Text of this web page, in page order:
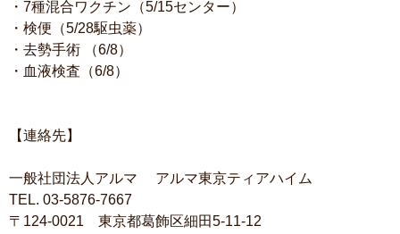
・7種混合ワクチン（5/15センター）
・検便（5/28駆虫薬）
・去勢手術 （6/8）
・血液検査（6/8）
【連絡先】
一般社団法人アルマ アルマ東京ティアハイム
TEL. 03-5876-7667
〒124-0021 東京都葛飾区細田5-11-12